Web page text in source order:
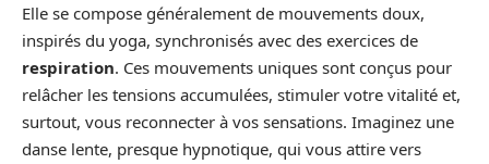
Elle se compose généralement de mouvements doux,
inspirés du yoga, synchronisés avec des exercices de
respiration. Ces mouvements uniques sont conçus pour
relâcher les tensions accumulées, stimuler votre vitalité et,
surtout, vous reconnecter à vos sensations. Imaginez une
danse lente, presque hypnotique, qui vous attire vers